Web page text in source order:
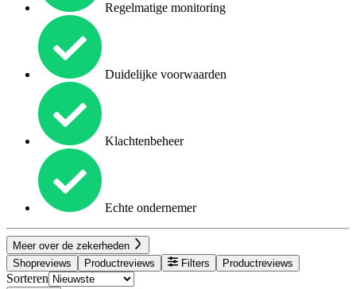
Regelmatige monitoring
Duidelijke voorwaarden
Klachtenbeheer
Echte ondernemer
Meer over de zekerheden
Shopreviews
Productreviews Filters Productreviews
Sorteren